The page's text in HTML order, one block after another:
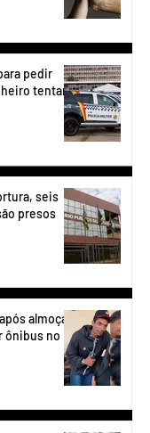
pedir
tentar
seis
presos
almoçar
ônibus no